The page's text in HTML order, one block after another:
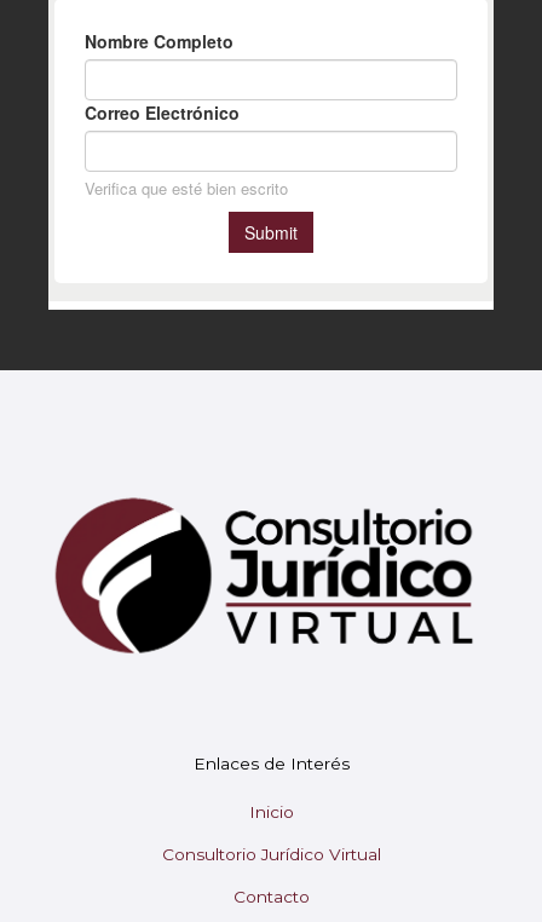
Enlaces de Interés
Inicio
Consultorio Jurídico Virtual
Contacto
Soy Mary tu asistente virtual.